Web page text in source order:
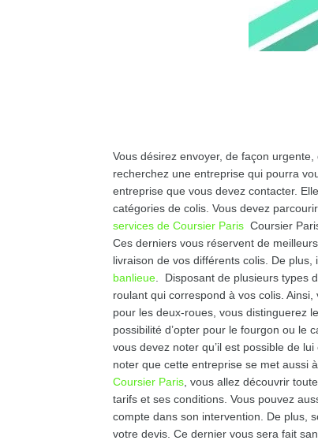
Vous désirez envoyer, de façon
recherchez une entreprise qui pourra
entreprise que vous devez contacter.
catégories de colis. Vous devez
services de Coursier Paris Coursier
Ces derniers vous réservent de
livraison de vos différents colis. De
banlieue . Disposant de plusieurs types
roulant qui correspond à vos colis.
pour les deux-roues, vous distinguerez
possibilité d’opter pour le fourgon ou le
vous devez noter qu’il est possible de
noter que cette entreprise se met aussi
Coursier Paris , vous allez découvrir
tarifs et ses conditions. Vous pouvez
compte dans son intervention. De plus,
votre devis. Ce dernier vous sera fait